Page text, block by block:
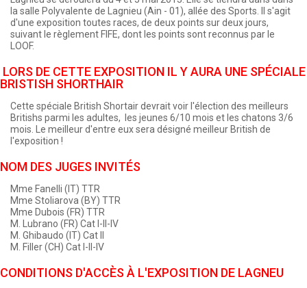
la salle Polyvalente de Lagnieu (Ain - 01), allée des Sports. Il s'agit
d'une exposition toutes races, de deux points sur deux jours,
suivant le règlement FIFE, dont les points sont reconnus par le
LOOF.
LORS DE CETTE EXPOSITION IL Y AURA UNE SPÉCIALE
BRISTISH SHORTHAIR
Cette spéciale British Shortair devrait voir l'élection des meilleurs
Britishs parmi les adultes, les jeunes 6/10 mois et les chatons 3/6
mois. Le meilleur d'entre eux sera désigné meilleur British de
l'exposition !
NOM DES JUGES INVITÉS
Mme Fanelli (IT) TTR
Mme Stoliarova (BY) TTR
Mme Dubois (FR) TTR
M. Lubrano (FR) Cat I-II-IV
M. Ghibaudo (IT) Cat II
M. Filler (CH) Cat I-II-IV
CONDITIONS D'ACCÈS À L'EXPOSITION DE LAGNEU